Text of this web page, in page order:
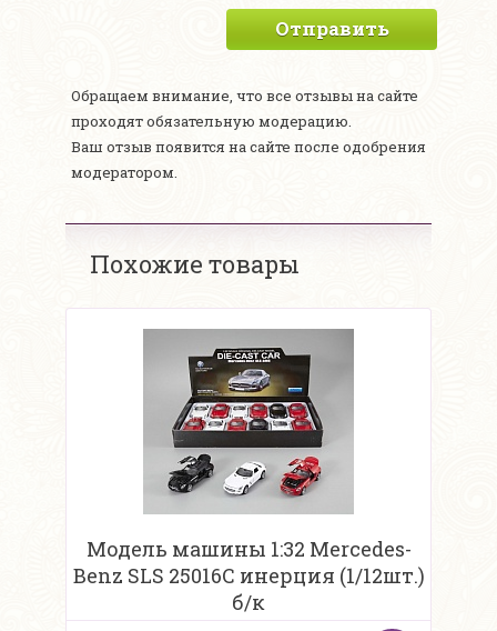
Отправить
Обращаем внимание, что все отзывы на сайте
проходят обязательную модерацию.
Ваш отзыв появится на сайте после одобрения
модератором.
Похожие товары
Модель машины 1:32 Mercedes-
Benz SLS 25016C инерция (1/12шт.)
б/к